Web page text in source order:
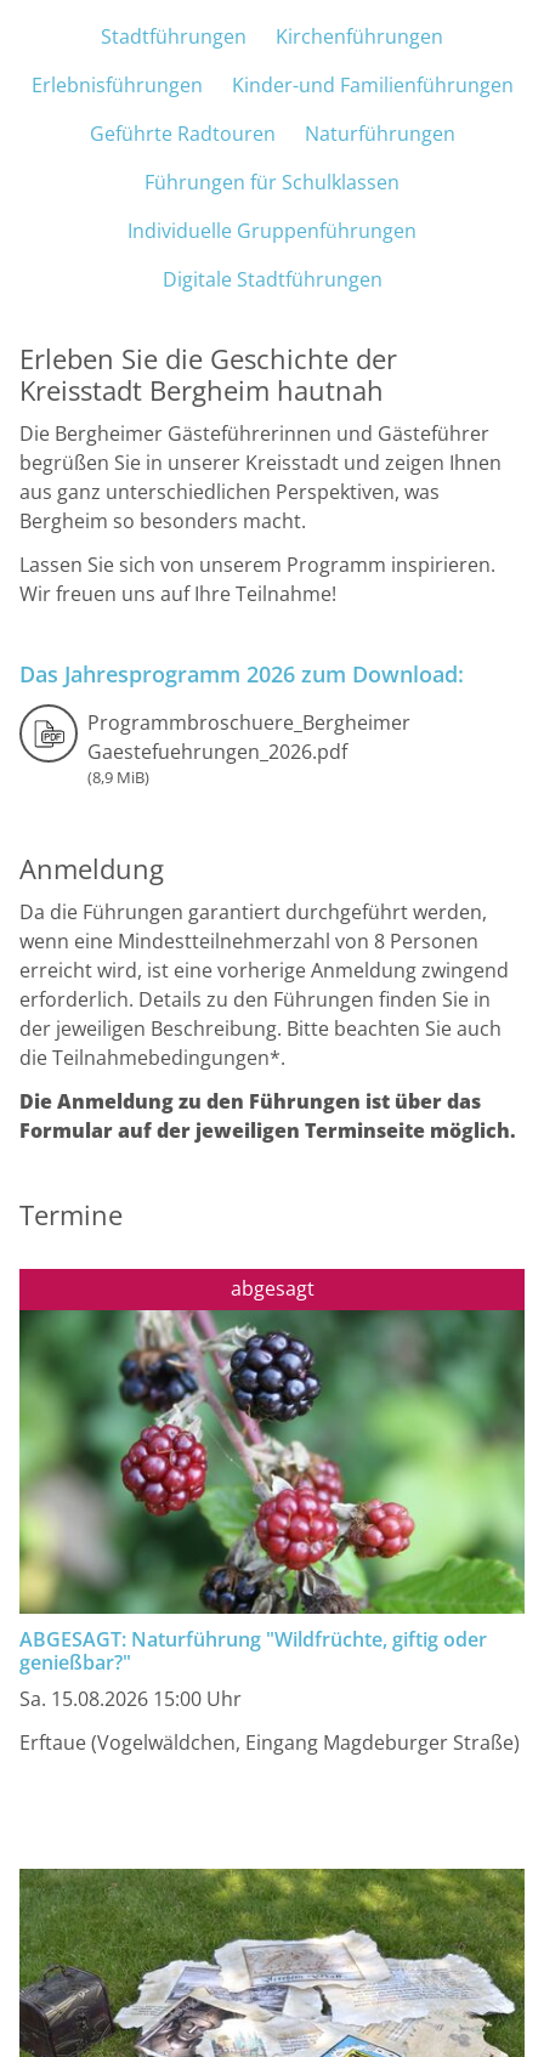
Navigation überspringen
Stadtführungen
Kirchenführungen
Erlebnisführungen
Kinder-und Familienführungen
Geführte Radtouren
Naturführungen
Führungen für Schulklassen
Individuelle Gruppenführungen
Digitale Stadtführungen
Erleben Sie die Geschichte der
Kreisstadt Bergheim hautnah
Die Bergheimer Gästeführerinnen und Gästeführer
begrüßen Sie in unserer Kreisstadt und zeigen Ihnen
aus ganz unterschiedlichen Perspektiven, was
Bergheim so besonders macht.
Lassen Sie sich von unserem Programm inspirieren.
Wir freuen uns auf Ihre Teilnahme!
Das Jahresprogramm 2026 zum Download:
Programmbroschuere_Bergheimer
Gaestefuehrungen_2026.pdf
(8,9 MiB)
Anmeldung
Da die Führungen garantiert durchgeführt werden,
wenn eine Mindestteilnehmerzahl von 8 Personen
erreicht wird, ist eine vorherige Anmeldung zwingend
erforderlich. Details zu den Führungen finden Sie in
der jeweiligen Beschreibung. Bitte beachten Sie auch
die Teilnahmebedingungen*.
Die Anmeldung zu den Führungen ist über das
Formular auf der jeweiligen Terminseite möglich.
Termine
ABGESAGT: Naturführung "Wildfrüchte, giftig oder
genießbar?"
Sa. 15.08.2026 15:00 Uhr
Erftaue (Vogelwäldchen, Eingang Magdeburger Straße)